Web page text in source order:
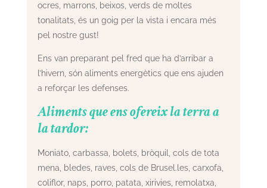
ocres, marrons, beixos, verds de moltes
tonalitats, és un goig per la vista i encara més
pel nostre gust!
Ens van preparant pel fred que ha d’arribar a
l’hivern, són aliments energètics que ens ajuden
a reforçar les defenses.
Aliments que ens ofereix la terra a
la tardor:
Moniato, carbassa, bolets, bròquil, cols de tota
mena, bledes, raves, cols de Brusel.les, carxofa,
coliflor, naps, porro, patata, xirivies, remolatxa,